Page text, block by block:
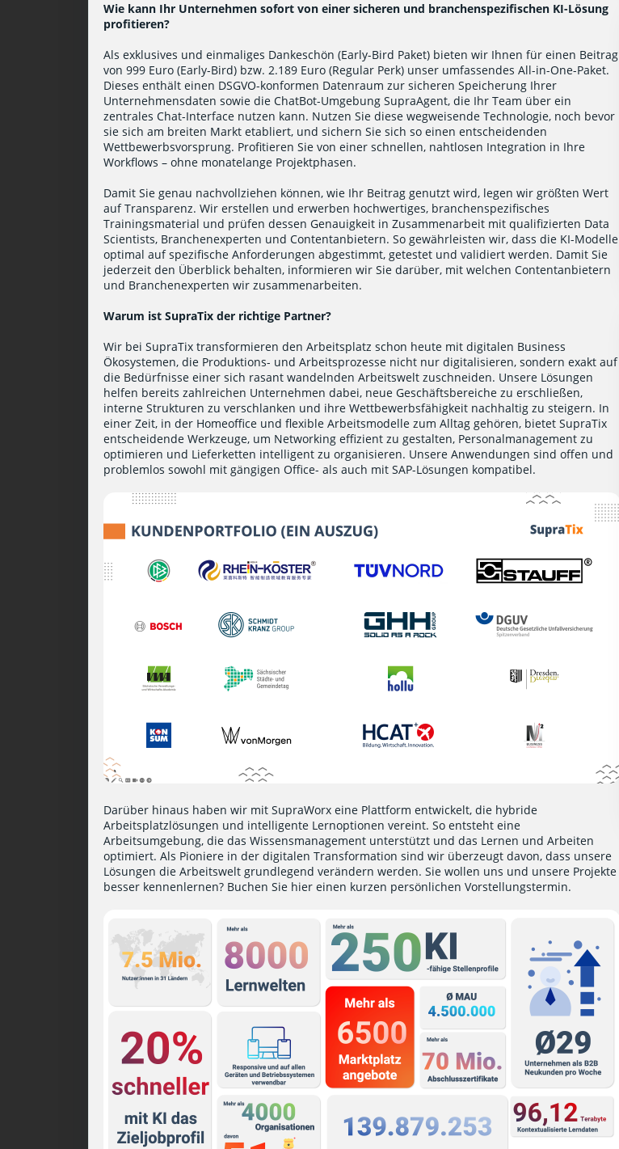
Wie kann Ihr Unternehmen sofort von einer sicheren und branchenspezifischen KI-Lösung
profitieren?
Als exklusives und einmaliges Dankeschön (Early-Bird Paket) bieten wir Ihnen für einen Beitrag
von 999 Euro (Early-Bird) bzw. 2.189 Euro (Regular Perk) unser umfassendes All-in-One-Paket.
Dieses enthält einen DSGVO-konformen Datenraum zur sicheren Speicherung Ihrer
Unternehmensdaten sowie die ChatBot-Umgebung SupraAgent, die Ihr Team über ein
zentrales Chat-Interface nutzen kann. Nutzen Sie diese wegweisende Technologie, noch bevor
sie sich am breiten Markt etabliert, und sichern Sie sich so einen entscheidenden
Wettbewerbsvorsprung. Profitieren Sie von einer schnellen, nahtlosen Integration in Ihre
Workflows – ohne monatelange Projektphasen.
Damit Sie genau nachvollziehen können, wie Ihr Beitrag genutzt wird, legen wir größten Wert
auf Transparenz. Wir erstellen und erwerben hochwertiges, branchenspezifisches
Trainingsmaterial und prüfen dessen Genauigkeit in Zusammenarbeit mit qualifizierten Data
Scientists, Branchenexperten und Contentanbietern. So gewährleisten wir, dass die KI-Modelle
optimal auf spezifische Anforderungen abgestimmt, getestet und validiert werden. Damit Sie
jederzeit den Überblick behalten, informieren wir Sie darüber, mit welchen Contentanbietern
und Branchenexperten wir zusammenarbeiten.
Warum ist SupraTix der richtige Partner?
Wir bei SupraTix transformieren den Arbeitsplatz schon heute mit digitalen Business
Ökosystemen, die Produktions- und Arbeitsprozesse nicht nur digitalisieren, sondern exakt auf
die Bedürfnisse einer sich rasant wandelnden Arbeitswelt zuschneiden. Unsere Lösungen
helfen bereits zahlreichen Unternehmen dabei, neue Geschäftsbereiche zu erschließen,
interne Strukturen zu verschlanken und ihre Wettbewerbsfähigkeit nachhaltig zu steigern. In
einer Zeit, in der Homeoffice und flexible Arbeitsmodelle zum Alltag gehören, bietet SupraTix
entscheidende Werkzeuge, um Networking effizient zu gestalten, Personalmanagement zu
optimieren und Lieferketten intelligent zu organisieren. Unsere Anwendungen sind offen und
problemlos sowohl mit gängigen Office- als auch mit SAP-Lösungen kompatibel.
Darüber hinaus haben wir mit SupraWorx eine Plattform entwickelt, die hybride
Arbeitsplatzlösungen und intelligente Lernoptionen vereint. So entsteht eine
Arbeitsumgebung, die das Wissensmanagement unterstützt und das Lernen und Arbeiten
optimiert. Als Pioniere in der digitalen Transformation sind wir überzeugt davon, dass unsere
Lösungen die Arbeitswelt grundlegend verändern werden. Sie wollen uns und unsere Projekte
besser kennenlernen? Buchen Sie hier einen kurzen persönlichen Vorstellungstermin.